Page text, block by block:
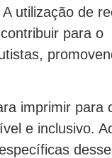
utilização de
para o
imprimir para
e inclusivo.